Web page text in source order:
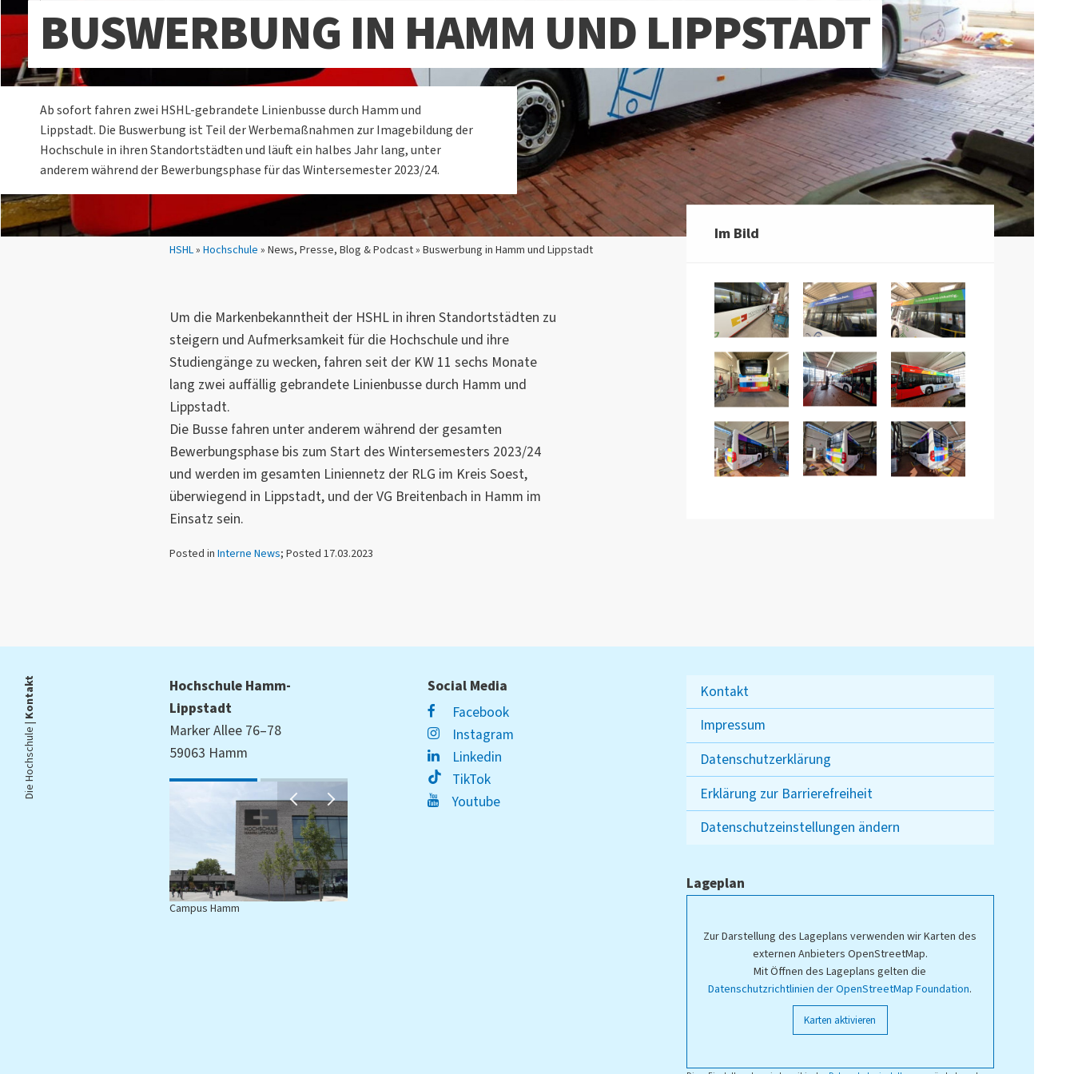
Sie sind hier:
HSHL» Hochschule » News, Presse, Blog & Podcast » Buswerbung in Hamm und Lippstadt
BUSWERBUNG IN HAMM UND LIPPSTADT
Ab sofort fahren zwei HSHL-gebrandete Linienbusse durch Hamm und
Lippstadt. Die Buswerbung ist Teil der Werbemaßnahmen zur Imagebildung der
Hochschule in ihren Standortstädten und läuft ein halbes Jahr lang, unter
anderem während der Bewerbungsphase für das Wintersemester 2023/24.
Um die Markenbekanntheit der HSHL in ihren Standortstädten zu
steigern und Aufmerksamkeit für die Hochschule und ihre
Studiengänge zu wecken, fahren seit der KW 11 sechs Monate
lang zwei auffällig gebrandete Linienbusse durch Hamm und
Lippstadt.
Die Busse fahren unter anderem während der gesamten
Bewerbungsphase bis zum Start des Wintersemesters 2023/24
und werden im gesamten Liniennetz der RLG im Kreis Soest,
überwiegend in Lippstadt, und der VG Breitenbach in Hamm im
Einsatz sein.
Posted in Interne News; Posted 17.03.2023
Im Bild
Die Hochschule |
Kontakt
Hochschule Hamm-
Lippstadt
Marker Allee 76–78
59063 Hamm
Campus Hamm
Social Media
Facebook
Instagram
Linkedin
TikTok
Youtube
Kontakt
Impressum
Datenschutzerklärung
Erklärung zur Barrierefreiheit
Datenschutzeinstellungen ändern
Lageplan
Zur Darstellung des Lageplans verwenden wir Karten des
externen Anbieters OpenStreetMap.
Mit Öffnen des Lageplans gelten die
Datenschutzrichtlinien der OpenStreetMap Foundation.
Karten aktivieren